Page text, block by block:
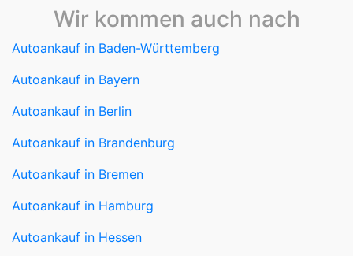
Wir kommen auch nach
Autoankauf in Baden-Württemberg
Autoankauf in Bayern
Autoankauf in Berlin
Autoankauf in Brandenburg
Autoankauf in Bremen
Autoankauf in Hamburg
Autoankauf in Hessen